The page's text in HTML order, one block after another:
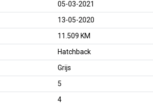
05-03-2021
13-05-2020
11.509 KM
Hatchback
Grijs
5
4